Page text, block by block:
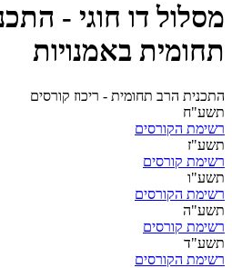
מסלול דו חוגי -
תחומית באמנויות
התכנית הרב תחומית - ריכוז קורסים
תשע"ח
רשימת הקורסים
תשע"ז
רשימת קורסים
תשע"ו
רשימת הקורסים
תשע"ה
רשימת קורסים
תשע"ד
רשימת הקורסים